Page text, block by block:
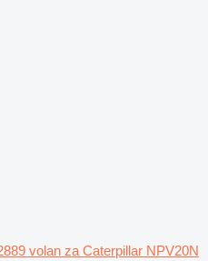
volan za Caterpillar NPV20N